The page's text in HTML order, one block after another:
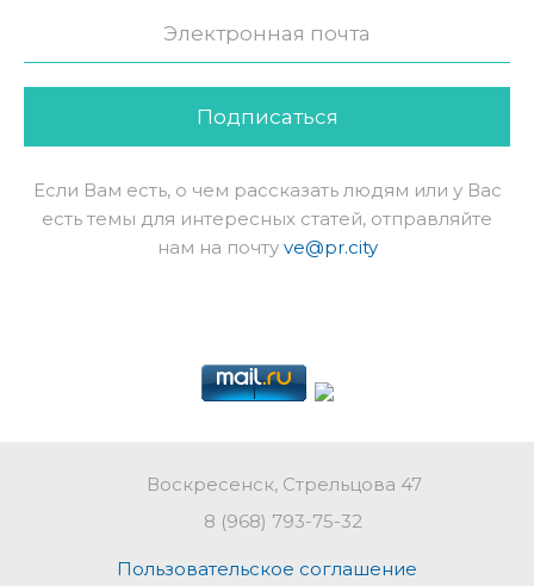
Подписаться
Если Вам есть, о чем рассказать людям или у Вас
есть темы для интересных статей, отправляйте
нам на почту ve@pr.city
Воскресенск, Стрельцова 47
8 (968) 793-75-32
Пользовательское соглашение